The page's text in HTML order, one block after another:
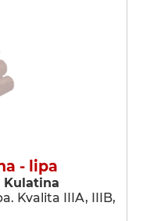
- lipa
Kulatina
Kvalita IIIA, IIIB,